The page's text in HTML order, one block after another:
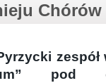
Chórów
zespół
pod